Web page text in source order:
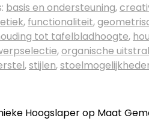
basis en ondersteuning,
, functionaliteit,
tot tafelbladhoogte,
,organische
,stijlen,
Hoogslaper op Maat